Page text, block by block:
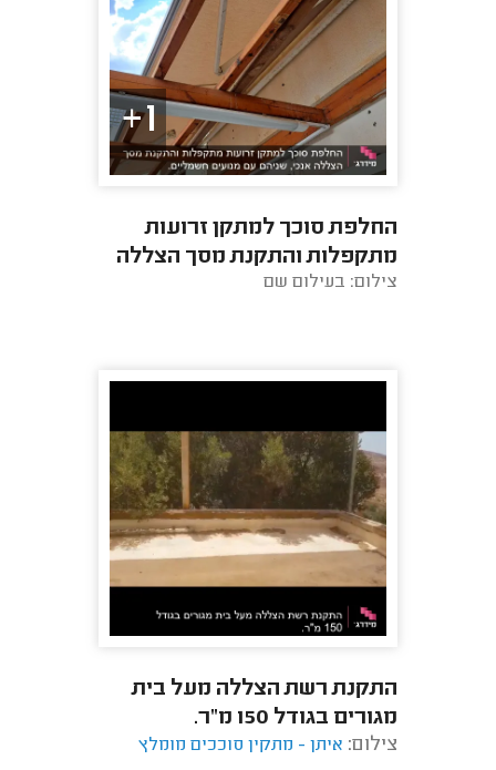
1+
החלפת סוכך למתקן זרועות
מתקפלות והתקנת מסך הצללה
אנכי, שניהם עם מנועים
צילום: בעילום שם
התקנת רשת הצללה מעל בית
מגורים בגודל 150 מ"ר.
צילום: איתן - מתקין סוככים מומלץ